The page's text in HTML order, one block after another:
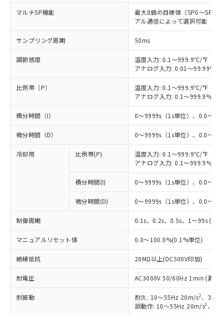
マルチSP機能
最大8個の目標値（SP0～SP7
アル通信によって選択可能
サンプリング周期 50ms
調節感度
温度入力: 0.1～999.9℃/°F（
アナログ入力: 0.01～
比例帯（P）
温度入力: 0.1～999.9℃/°F（
アナログ入力: 0.1～999.9%FS
積分時間（I） 0～9999s（1s単位）、0.0～
微分時間（D） 0～9999s（1s単位）、0.0～
冷却用 比例帯(P)
温度入力: 0.1～999.9℃/°F（
アナログ入力: 0.1～999.9%FS
積分時間(I) 0～9999s（1s単位）、0.0～
微分時間(D) 0～9999s（1s単位）、0.0～
制御周期 0.1s、0.2s、0.5s、1～99s (1s
マニュアルリセット値 0.0～100.0%(0.1%単位)
絶縁抵抗 20MΩ以上(DC500V印加)
耐電圧 AC3000V 50/60Hz 1min (異極
耐振動 耐久: 10～55Hz 20m/s2、3軸
誤動作: 10～55Hz 20m/s2 、3